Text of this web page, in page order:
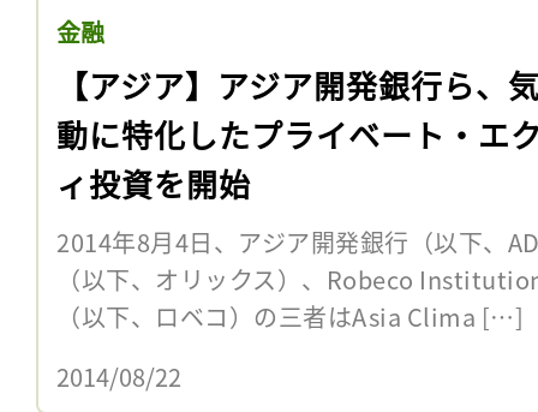
金融
【アジア】アジア開発銀行ら、
動に特化したプライベート・エ
ィ投資を開始
2014年8月4日、アジア開発銀行（以下、
（以下、オリックス）、Robeco
（以下、ロベコ）の三者はAsia Clima […]
2014/08/22